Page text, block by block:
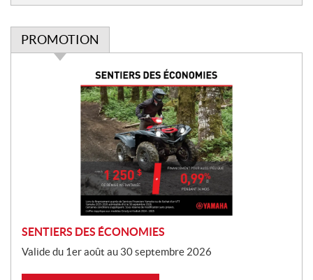
PROMOTION
SENTIERS DES ÉCONOMIES
Valide du 1er août au 30 septembre 2026